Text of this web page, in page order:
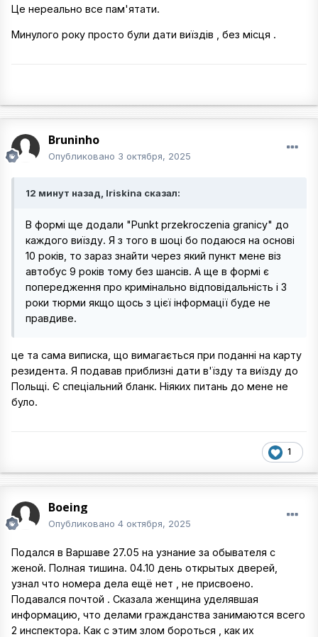
Це нереально все пам'ятати.
Минулого року просто були дати виїздів , без місця .
Bruninho
Опубликовано 3 октября, 2025
12 минут назад, Iriskina сказал:
В формі ще додали "Punkt przekroczenia granicy" до
каждого виїзду. Я з того в шоці бо подаюся на основі
10 років, то зараз знайти через який пункт мене віз
автобус 9 років тому без шансів. А ще в формі є
попередження про кримінально відповідальність і 3
роки тюрми якщо щось з цієї інформації буде не
правдиве.
це та сама виписка, що вимагається при поданні на карту
резидента. Я подавав приблизні дати в'їзду та виїзду до
Польщі. Є спеціальний бланк. Ніяких питань до мене не
було.
1
Boeing
Опубликовано 4 октября, 2025
Подался в Варшаве 27.05 на узнание за обывателя с
женой. Полная тишина. 04.10 день открытых дверей,
узнал что номера дела ещё нет , не присвоено.
Подавался почтой . Сказала женщина уделявшая
информацию, что делами гражданства занимаются всего
2 инспектора. Как с этим злом бороться , как их